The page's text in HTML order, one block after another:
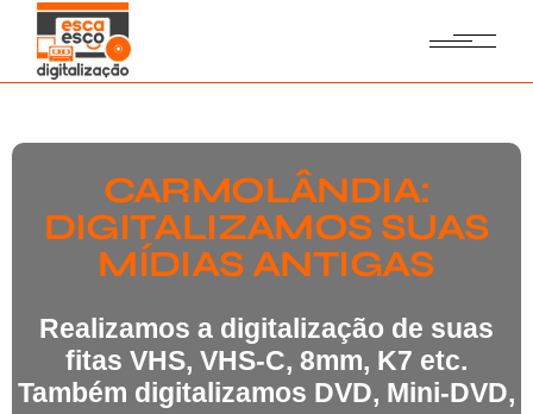
CARMOLÂNDIA:
DIGITALIZAMOS SUAS
MÍDIAS ANTIGAS
Realizamos a digitalização de suas
fitas VHS, VHS-C, 8mm, K7 etc.
Também digitalizamos DVD, Mini-DVD,